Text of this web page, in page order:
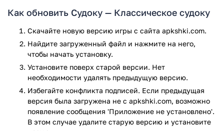
антивирусом VirusTotal. В результате проверки по всем
последним сигнатурам заражения файлов не выявлено.
Как обновить Судоку — Классическое судоку
Скачайте новую версию игры с сайта apkshki.com.
Найдите загруженный файл и нажмите на него,
чтобы начать установку.
Установите поверх старой версии. Нет
необходимости удалять предыдущую версию.
Избегайте конфликта подписей. Если предыдущая
версия была загружена не с apkshki.com, возможно
появление сообщения 'Приложение не установлено'.
В этом случае удалите старую версию и установите